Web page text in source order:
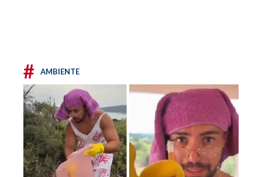
# AMBIENTE